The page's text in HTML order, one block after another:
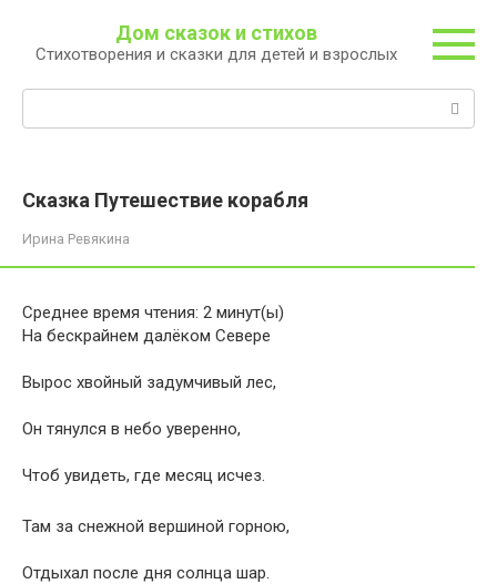
контенту
Дом сказок и стихов
Стихотворения и сказки для детей и взрослых
Сказка Путешествие корабля
Ирина Ревякина
Среднее время чтения: 2 минут(ы)
На бескрайнем далёком Севере
Вырос хвойный задумчивый лес,
Он тянулся в небо уверенно,
Чтоб увидеть, где месяц исчез.
Там за снежной вершиной горною,
Отдыхал после дня солнца шар.